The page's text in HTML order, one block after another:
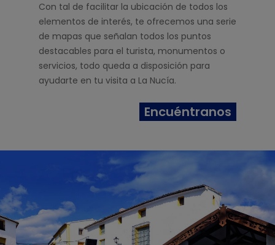
Con tal de facilitar la ubicación de todos los
elementos de interés, te ofrecemos una serie
de mapas que señalan todos los puntos
destacables para el turista, monumentos o
servicios, todo queda a disposición para
ayudarte en tu visita a La Nucía.
Encuéntranos